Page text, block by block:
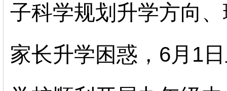
子科学规划升学方向
家长升学困惑， 6月 1